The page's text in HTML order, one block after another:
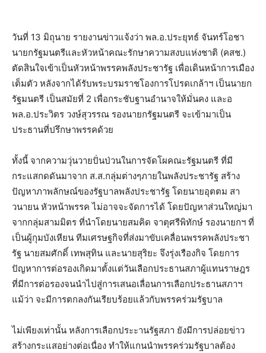
วันที่ 13 มิถุนาย รายงานข่าวแจ้งว่า พล.อ.ประยุทธ์ จันทร์โอชา
นายกรัฐมนตรีและหัวหน้าคณะรักษาความสงบแห่งชาติ (คสช.)
ตัดสินใจเข้าเป็นหัวหน้าพรรคพลังประชารัฐ เพื่อเดินหน้าการเมือง
เต็มตัว หลังจากได้รับพระบรมราชโองการโปรดเกล้าฯ เป็นนายก
รัฐมนตรี เป็นสมัยที่ 2 เพื่อกระชับฐานอำนาจให้มั่นคง และอ
พล.อ.ประวิตร วงษ์สุวรรณ รองนายกรัฐมนตรี จะเข้ามาเป็น
ประธานที่ปรึกษาพรรคด้วย
ทั้งนี้ จากความวุ่นวายปั่นป่วนในการจัดโผคณะรัฐมนตรี ที่มี
กระแสกดดันมาจาก ส.ส.กลุ่มต่างๆภายในพลังประชารัฐ สร้าง
ปัญหาภาพลักษณ์ของรัฐบาลพลังประชารัฐ โดยนายอุตตม สา
วนายน หัวหน้าพรรค ไม่อาจจะจัดการได้ โดยปัญหาส่วนใหญ่มา
จากกลุ่มสามมิตร ที่นำโดยนายสมคิด จาตุศรีพิทักษ์ รองนายกฯ ที่
เป็นผู้กุมบังเหียน ทีมเศรษฐกิจที่ส่งมาขับเคลื่อนพรรคพลังประชา
รัฐ นายสมศักดิ์ เทพสุทิน และนายสุริยะ จึงรุ่งเรืองกิจ โดยการ
ปัญหาการต่อรองเกิดมาตั้งแต่วันเลือกประธานสภาผู้แทนราษฎร
ที่มีการต่อรองจนนำไปสู่การเสนอเลื่อนการเลือกประธานสภาฯ
แม้ว่า จะมีการตกลงกันเรียบร้อยแล้วกับพรรคร่วมรัฐบาล
ไม่เพียงเท่านั้น หลังการเลือกประะานรัฐสภา ยังมีการปล่อยข่าว
สร้างกระแสอย่างต่อเนื่อง ทำให้แกนนำพรรคร่วมรัฐบาลต้อง